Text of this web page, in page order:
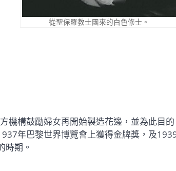
從聖保羅教士團來的白色修士。
機構鼓勵婦女再開始製造花邊，並為此目的
年巴黎世界博覽會上獲得金牌獎，及
時期。